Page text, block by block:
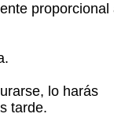
proporcional
lo harás
tarde.